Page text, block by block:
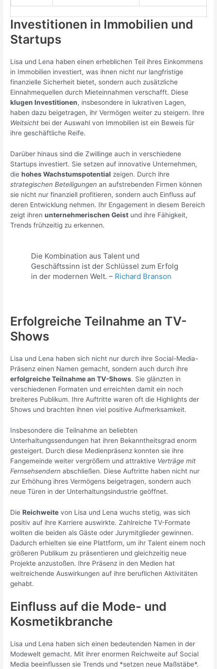
Investitionen in Immobilien und
Startups
Lisa und Lena haben einen erheblichen Teil ihres Einkommens
in Immobilien investiert, was ihnen nicht nur langfristige
finanzielle Sicherheit bietet, sondern auch zusätzliche
Einnahmequellen durch Mieteinnahmen verschafft. Diese
klugen Investitionen, insbesondere in lukrativen Lagen,
haben dazu beigetragen, ihr Vermögen weiter zu steigern. Ihre
Weitsicht bei der Auswahl von Immobilien ist ein Beweis für
ihre geschäftliche Reife.
Darüber hinaus sind die Zwillinge auch in verschiedene
Startups investiert. Sie setzen auf innovative Unternehmen,
diehohes Wachstumspotential zeigen. Durch ihre
strategischen Beteiligungen an aufstrebenden Firmen können
sie nicht nur finanziell profitieren, sondern auch Einfluss auf
deren Entwicklung nehmen. Ihr Engagement in diesem Bereich
zeigt ihrenunternehmerischen Geist und ihre Fähigkeit,
Trends frühzeitig zu erkennen.
Die Kombination aus Talent und
Geschäftssinn ist der Schlüssel zum Erfolg
in der modernen Welt. – Richard Branson
Erfolgreiche Teilnahme an TV-
Shows
Lisa und Lena haben sich nicht nur durch ihre Social-Media-
Präsenz einen Namen gemacht, sondern auch durch ihre
erfolgreiche Teilnahme an TV-Shows. Sie glänzten in
verschiedenen Formaten und erreichten damit ein noch
breiteres Publikum. Ihre Auftritte waren oft die Highlights der
Shows und brachten ihnen viel positive Aufmerksamkeit.
Insbesondere die Teilnahme an beliebten
Unterhaltungssendungen hat ihren Bekanntheitsgrad enorm
gesteigert. Durch diese Medienpräsenz konnten sie ihre
Fangemeinde weiter vergrößern und attraktive Verträge mit
Fernsehsendern abschließen. Diese Auftritte haben nicht nur
zur Erhöhung ihres Vermögens beigetragen, sondern auch
neue Türen in der Unterhaltungsindustrie geöffnet.
DieReichweite von Lisa und Lena wuchs stetig, was sich
positiv auf ihre Karriere auswirkte. Zahlreiche TV-Formate
wollten die beiden als Gäste oder Jurymitglieder gewinnen.
Dadurch erhielten sie eine Plattform, um ihr Talent einem noch
größeren Publikum zu präsentieren und gleichzeitig neue
Projekte anzustoßen. Ihre Präsenz in den Medien hat
weitreichende Auswirkungen auf ihre beruflichen Aktivitäten
gehabt.
Einfluss auf die Mode- und
Kosmetikbranche
Lisa und Lena haben sich einen bedeutenden Namen in der
Modewelt gemacht. Mit ihrer enormen Reichweite auf Social
Media beeinflussen sie Trends und *setzen neue Maßstäbe*.